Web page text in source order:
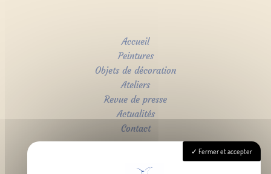
Accueil
Peintures
Objets de décoration
Ateliers
Revue de presse
Actualités
Contact
Fermer et accepter